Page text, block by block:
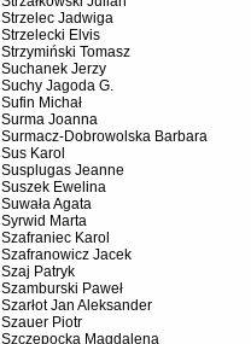
Strzelec Jadwiga
Strzelecki Elvis
Strzymiński Tomasz
Suchanek Jerzy
Suchy Jagoda G.
Sufin Michał
Surma Joanna
Surmacz-Dobrowolska Barbara
Sus Karol
Susplugas Jeanne
Suszek Ewelina
Suwała Agata
Syrwid Marta
Szafraniec Karol
Szafranowicz Jacek
Szaj Patryk
Szamburski Paweł
Szarłot Jan Aleksander
Szauer Piotr
Szczepocka Magdalena